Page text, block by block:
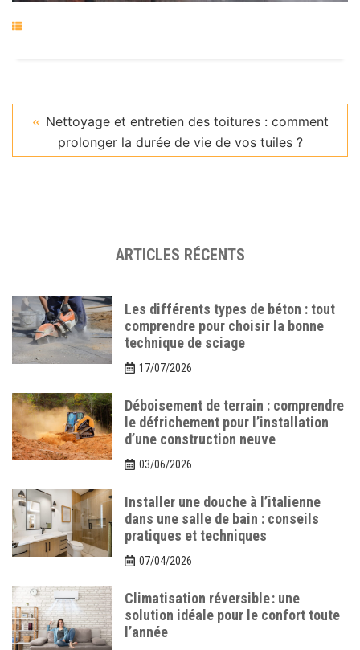
Nettoyage et entretien des toitures : comment
prolonger la durée de vie de vos tuiles ?
ARTICLES RÉCENTS
Les différents types de béton : tout
comprendre pour choisir la bonne
technique de sciage
17/07/2026
Déboisement de terrain : comprendre
le défrichement pour l’installation
d’une construction neuve
03/06/2026
Installer une douche à l’italienne
dans une salle de bain : conseils
pratiques et techniques
07/04/2026
Climatisation réversible : une
solution idéale pour le confort toute
l’année